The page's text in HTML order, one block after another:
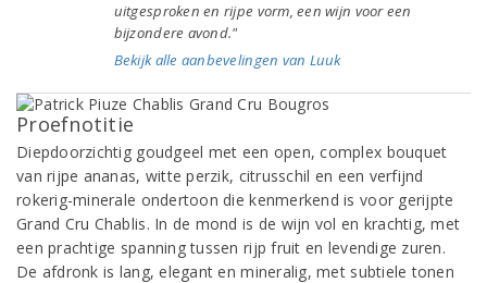
uitgesproken en rijpe vorm, een wijn voor een
bijzondere avond."
Bekijk alle aanbevelingen van Luuk
Proefnotitie
Diepdoorzichtig goudgeel met een open, complex bouquet
van rijpe ananas, witte perzik, citrusschil en een verfijnd
rokerig-minerale ondertoon die kenmerkend is voor gerijpte
Grand Cru Chablis. In de mond is de wijn vol en krachtig, met
een prachtige spanning tussen rijp fruit en levendige zuren.
De afdronk is lang, elegant en mineralig, met subtiele tonen